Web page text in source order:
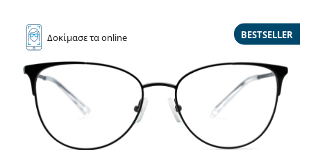
Δοκίμασετα online BESTSELLER